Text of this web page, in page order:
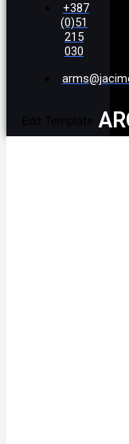
+387
(0)51
215
030
Edit Template